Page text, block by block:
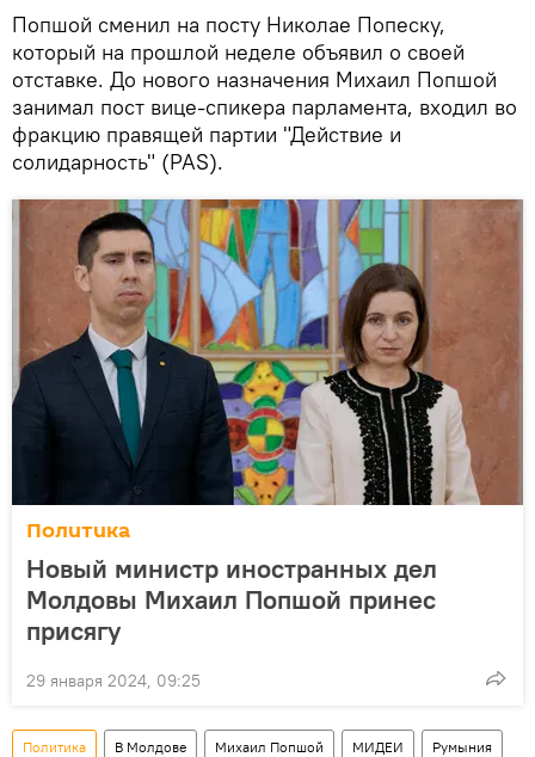
Попшой сменил на посту Николае Попеску,
который на прошлой неделе объявил о своей
отставке. До нового назначения Михаил Попшой
занимал пост вице-спикера парламента, входил во
фракцию правящей партии "Действие и
солидарность" (PAS).
Политика
Новый министр иностранных дел
Молдовы Михаил Попшой принес
присягу
29 января 2024, 09:25
Политика В Молдове Михаил Попшой МИДЕИ Румыния